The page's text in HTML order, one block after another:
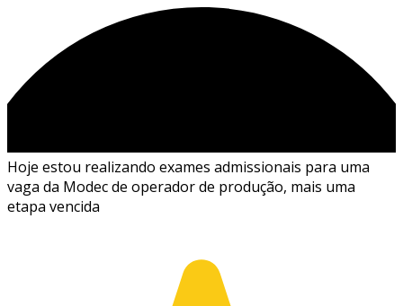
Hoje estou realizando exames admissionais para uma
vaga da Modec de operador de produção, mais uma
etapa vencida